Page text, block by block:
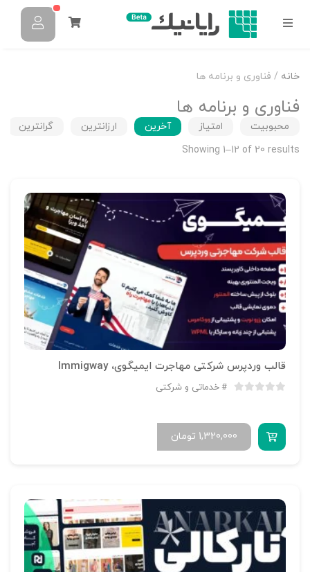
خانه / فناوری و برنامه ها
فناوری و برنامه ها
محبوبیت امتیاز آخرین ارزانترین
گرانترین
Showing 1–12 of 20 results
قالب وردپرس شرکتی مهاجرت ایمیگوی، Immigway
خدماتی و شرکتی
تومان 1,320,000